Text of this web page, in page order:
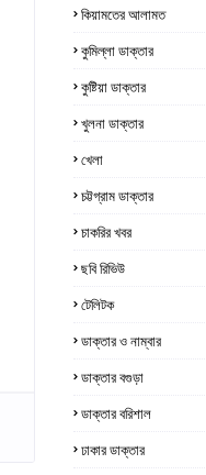
কিয়ামতের আলামত
কুমিল্লা ডাক্তার
কুষ্টিয়া ডাক্তার
খুলনা ডাক্তার
খেলা
চট্টগ্রাম ডাক্তার
চাকরির খবর
ছবি রিভিউ
টেলিটক
ডাক্তার ও নাম্বার
ডাক্তার বগুড়া
ডাক্তার বরিশাল
ঢাকার ডাক্তার